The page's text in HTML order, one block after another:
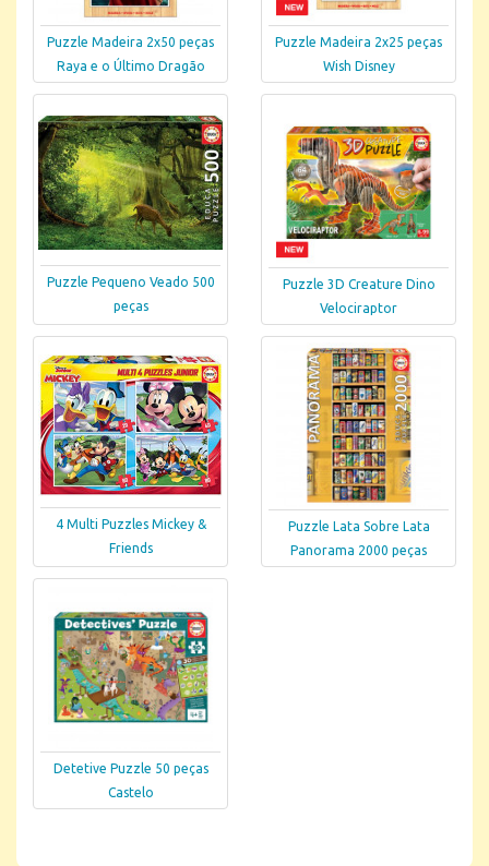
Puzzle Madeira 2x50 peças
Raya e o Último Dragão
Puzzle Madeira 2x25 peças
Wish Disney
Puzzle Pequeno Veado 500
peças
Puzzle 3D Creature Dino
Velociraptor
4 Multi Puzzles Mickey &
Friends
Puzzle Lata Sobre Lata
Panorama 2000 peças
Detetive Puzzle 50 peças
Castelo